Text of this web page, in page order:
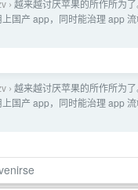
› 越来越讨厌苹果的所作所为
国产 app，同时能治理 app
› 越来越讨厌苹果的所作所为
国产 app，同时能治理 app